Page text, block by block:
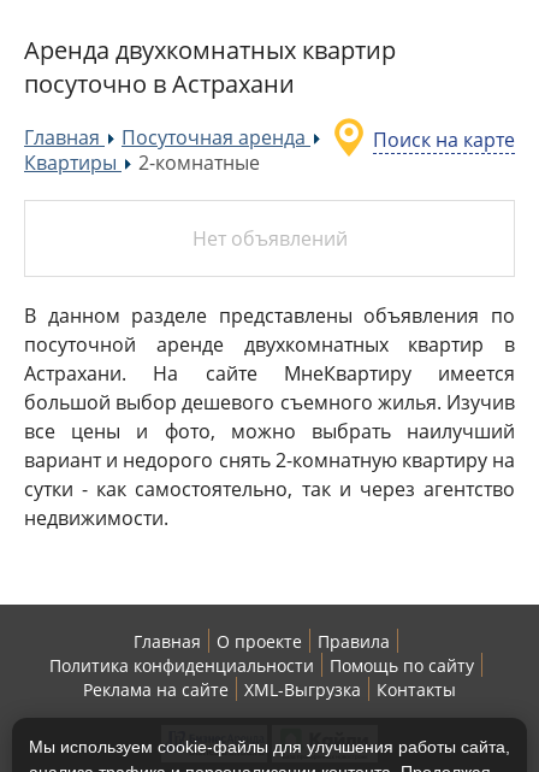
Аренда двухкомнатных квартир
посуточно в Астрахани
Поиск на карте
Главная »Посуточная аренда
Квартиры »
2-комнатные
Нет объявлений
В данном разделе представлены объявления по
посуточной аренде двухкомнатных квартир в
Астрахани. На сайте МнеКвартиру имеется
большой выбор дешевого съемного жилья. Изучив
все цены и фото, можно выбрать наилучший
вариант и недорого снять 2-комнатную квартиру на
сутки - как самостоятельно, так и через агентство
недвижимости.
Главная О проекте
Правила
Политика конфиденциальности
Помощь по сайту
Реклама на сайте
XML-Выгрузка Контакты
Мы используем cookie-файлы для улучшения работы сайта,